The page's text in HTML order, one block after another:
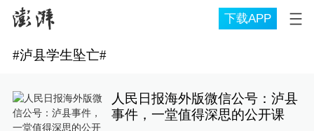
下载APP
#泸县学生坠亡#
人民日报海外版微信公号：泸县
事件，一堂值得深思的公开课